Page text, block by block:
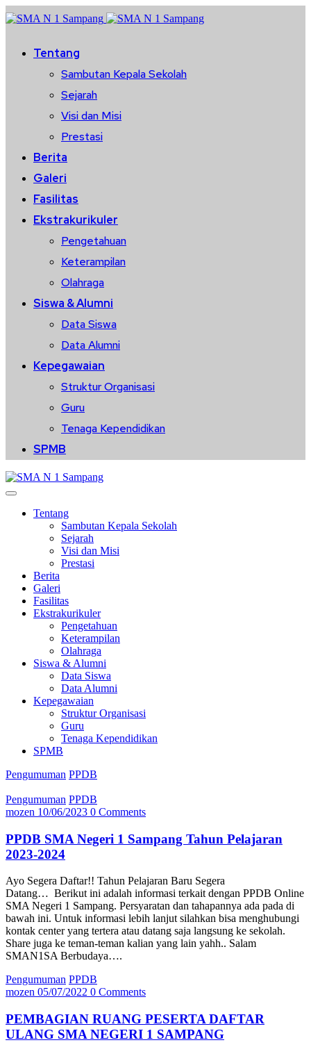
Tentang
Sambutan Kepala Sekolah
Sejarah
Visi dan Misi
Prestasi
Berita
Galeri
Fasilitas
Ekstrakurikuler
Pengetahuan
Keterampilan
Olahraga
Siswa & Alumni
Data Siswa
Data Alumni
Kepegawaian
Struktur Organisasi
Guru
Tenaga Kependidikan
SPMB
Tentang
Sambutan Kepala Sekolah
Sejarah
Visi dan Misi
Prestasi
Berita
Galeri
Fasilitas
Ekstrakurikuler
Pengetahuan
Keterampilan
Olahraga
Siswa & Alumni
Data Siswa
Data Alumni
Kepegawaian
Struktur Organisasi
Guru
Tenaga Kependidikan
SPMB
Pengumuman PPDB
Pengumuman PPDB
mozen 10/06/2023 0 Comments
PPDB SMA Negeri 1 Sampang Tahun Pelajaran
2023-2024
Ayo Segera Daftar!! Tahun Pelajaran Baru Segera
Datang… Berikut ini adalah informasi terkait dengan PPDB Online
SMA Negeri 1 Sampang. Persyaratan dan tahapannya ada pada di
bawah ini. Untuk informasi lebih lanjut silahkan bisa menghubungi
kontak center yang tertera atau datang saja langsung ke sekolah.
Share juga ke teman-teman kalian yang lain yahh.. Salam
SMAN1SA Berbudaya….
Pengumuman PPDB
mozen 05/07/2022 0 Comments
PEMBAGIAN RUANG PESERTA DAFTAR
ULANG SMA NEGERI 1 SAMPANG